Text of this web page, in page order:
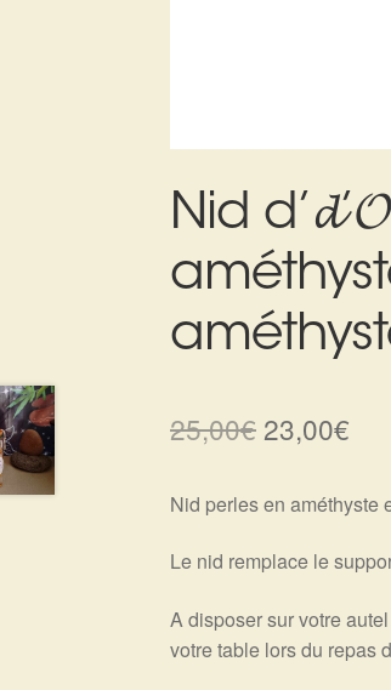
Nid
25,00€ Le
initial
était :
23,00€
est
Nid perles en améthyste
Le nid remplace le
A disposer sur votre
votre table lors du repas